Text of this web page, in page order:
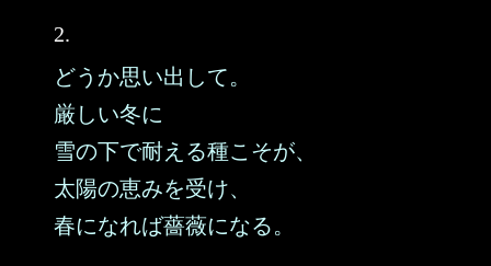
2.
どうか思い出して。
厳しい冬に
雪の下で耐える種こそが、
太陽の恵みを受け、
春になれば薔薇になる。